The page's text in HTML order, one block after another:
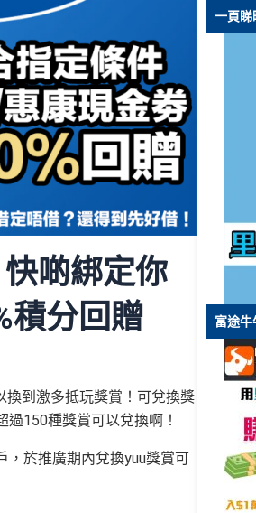
啲綁定你
積分回贈
換到激多抵玩獎賞！可兌換獎
150種獎賞可以兌換啊！
，於推廣期內兌換yuu獎賞可
一頁睇
富途